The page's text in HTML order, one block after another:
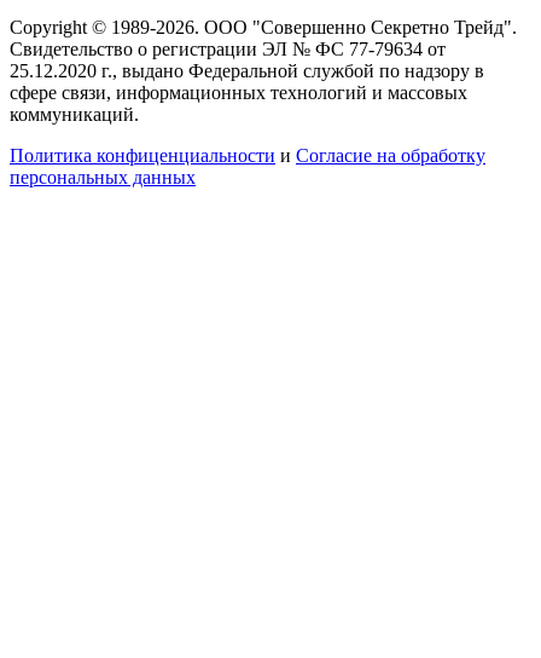
Copyright © 1989-2026. ООО "Совершенно Секретно Трейд".
Свидетельство о регистрации ЭЛ № ФС 77-79634 от
25.12.2020 г., выдано Федеральной службой по надзору в
сфере связи, информационных технологий и массовых
коммуникаций.
Политика конфиценциальности и Согласие на обработку
персональных данных